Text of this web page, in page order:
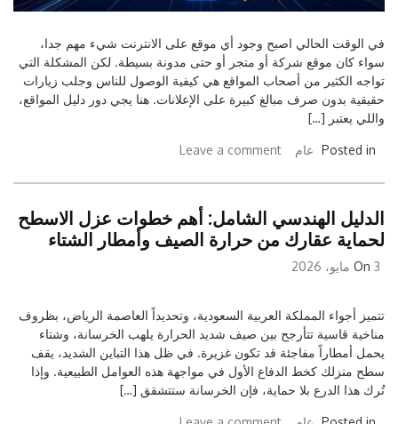
في الوقت الحالي اصبح وجود أي موقع على الانترنت شيء مهم جدا،
سواء كان موقع شركة أو متجر أو حتى مدونة بسيطة. لكن المشكلة التي
تواجه الكثير من أصحاب المواقع هي كيفية الوصول للناس وجلب زيارات
حقيقية بدون صرف مبالغ كبيرة على الإعلانات. هنا يجي دور دليل المواقع،
واللي يعتبر […]
Posted in عام Leave a comment
الدليل الهندسي الشامل: أهم خطوات عزل الاسطح
لحماية عقارك من حرارة الصيف وأمطار الشتاء
On 3 مايو، 2026
تتميز أجواء المملكة العربية السعودية، وتحديداً العاصمة الرياض، بظروف
مناخية قاسية تتأرجح بين صيف شديد الحرارة يلهب الخرسانة، وشتاء
يحمل أمطاراً مفاجئة قد تكون غزيرة. في ظل هذا التباين الشديد، يقف
سطح منزلك كخط الدفاع الأول في مواجهة هذه العوامل الطبيعية. وإذا
تُرك هذا الدرع بلا حماية، فإن الخرسانة ستتشقق […]